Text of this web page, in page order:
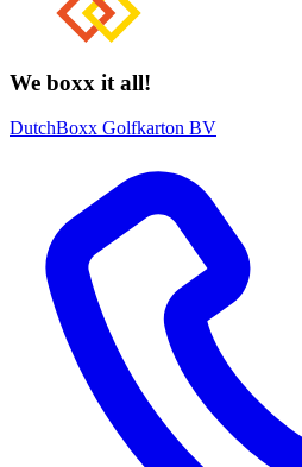
We boxx it all!
DutchBoxx Golfkarton BV